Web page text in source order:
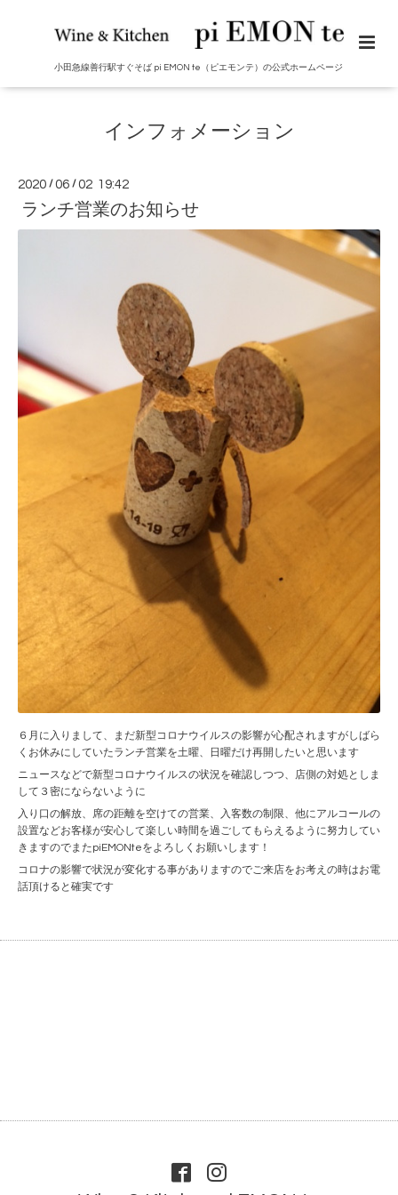
小田急線善行駅すぐそば pi EMON te（ピエモンテ）の公式ホームページ
インフォメーション
2020 /06 /02 19:42
ランチ営業のお知らせ
６月に入りまして、まだ新型コロナウイルスの影響が心配されますがしばら
くお休みにしていたランチ営業を土曜、日曜だけ再開したいと思います
ニュースなどで新型コロナウイルスの状況を確認しつつ、店側の対処としま
して３密にならないように
入り口の解放、席の距離を空けての営業、入客数の制限、他にアルコールの
設置などお客様が安心して楽しい時間を過ごしてもらえるように努力してい
きますのでまたpiEMONteをよろしくお願いします！
コロナの影響で状況が変化する事がありますのでご来店をお考えの時はお電
話頂けると確実です